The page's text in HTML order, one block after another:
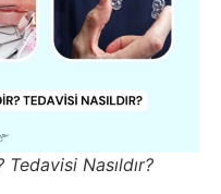
Nasıldır?